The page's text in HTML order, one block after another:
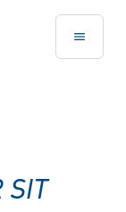
SIT